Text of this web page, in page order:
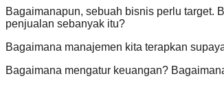
Bagaimanapun, sebuah bisnis perlu target.
penjualan sebanyak itu?
Bagaimana manajemen kita terapkan
Bagaimana mengatur keuangan?